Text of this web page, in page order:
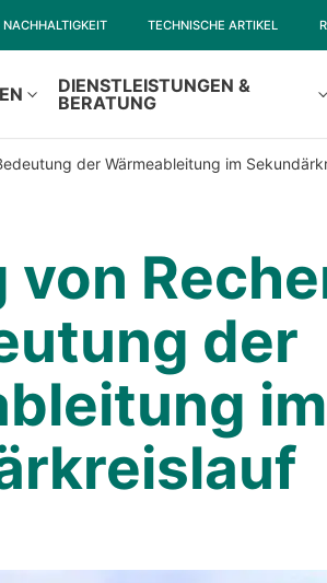
NACHHALTIGKEIT TECHNISCHE ARTIKEL
DIENSTLEISTUNGEN &
BERATUNG
der Wärmeableitung im
von
der
im